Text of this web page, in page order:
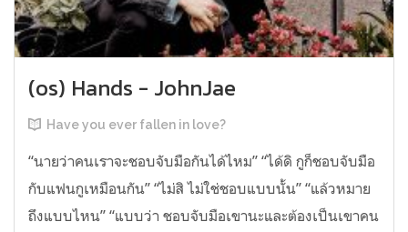
(os) Hands - JohnJae
Have you ever fallen in love?
“นายว่าคนเราจะชอบจับมือกันได้ไหม” “ได้ดิ กูก็ชอบจับมือ
กับแฟนกูเหมือนกัน” “ไม่สิ ไม่ใช่ชอบแบบนั้น” “แล้วหมาย
ถึงแบบไหน” “แบบว่า ชอบจับมือเขานะและต้องเป็นเขาคน